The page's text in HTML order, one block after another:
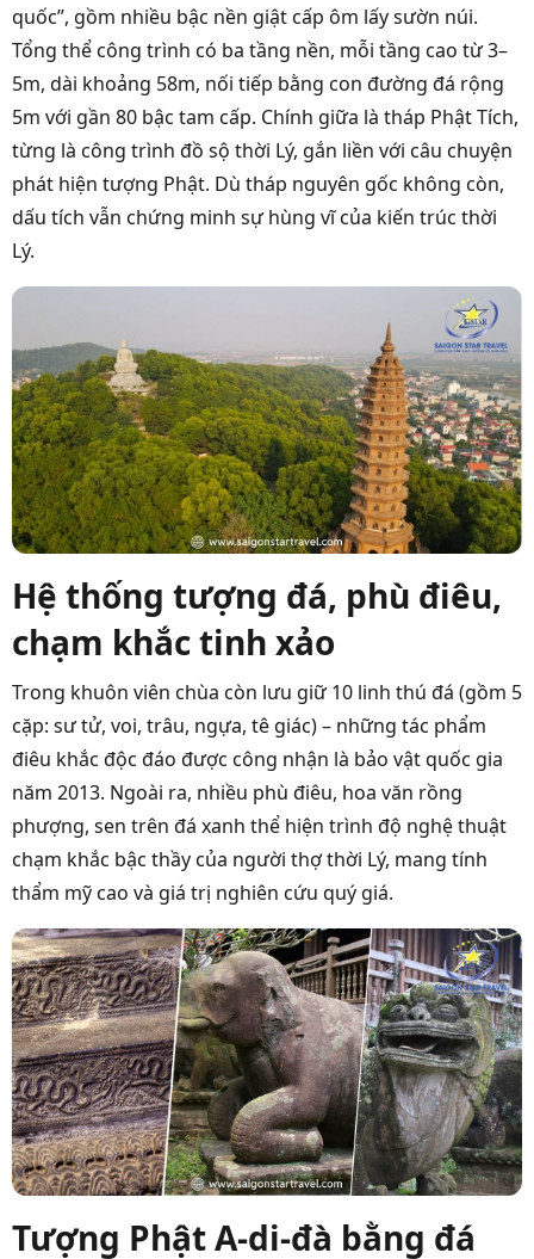
quốc”, gồm nhiều bậc nền giật cấp ôm lấy sườn núi.
Tổng thể công trình có ba tầng nền, mỗi tầng cao từ 3–
5m, dài khoảng 58m, nối tiếp bằng con đường đá rộng
5m với gần 80 bậc tam cấp. Chính giữa là tháp Phật Tích,
từng là công trình đồ sộ thời Lý, gắn liền với câu chuyện
phát hiện tượng Phật. Dù tháp nguyên gốc không còn,
dấu tích vẫn chứng minh sự hùng vĩ của kiến trúc thời
Lý.
Hệ thống tượng đá, phù điêu,
chạm khắc tinh xảo
Trong khuôn viên chùa còn lưu giữ 10 linh thú đá (gồm 5
cặp: sư tử, voi, trâu, ngựa, tê giác) – những tác phẩm
điêu khắc độc đáo được công nhận là bảo vật quốc gia
năm 2013. Ngoài ra, nhiều phù điêu, hoa văn rồng
phượng, sen trên đá xanh thể hiện trình độ nghệ thuật
chạm khắc bậc thầy của người thợ thời Lý, mang tính
thẩm mỹ cao và giá trị nghiên cứu quý giá.
Tượng Phật A-di-đà bằng đá